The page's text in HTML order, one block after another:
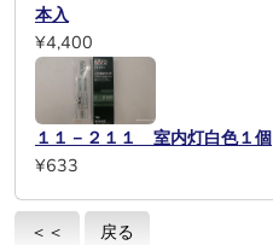
本入
¥4,400
１１－２１１ 室内灯白色１個
¥633
＜＜ 戻る